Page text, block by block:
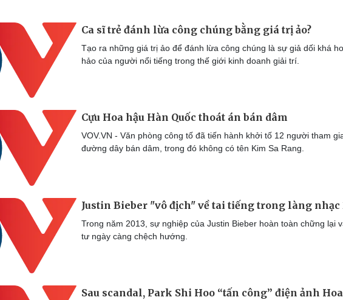
Ca sĩ trẻ đánh lừa công chúng bằng giá trị ảo?
Tạo ra những giá trị ảo để đánh lừa công chúng là sự giả dối khá
hảo của người nổi tiếng trong thế giới kinh doanh giải trí.
Cựu Hoa hậu Hàn Quốc thoát án bán dâm
VOV.VN - Văn phòng công tố đã tiến hành khởi tố 12 người tham
đường dây bán dâm, trong đó không có tên Kim Sa Rang.
Justin Bieber "vô địch" về tai tiếng trong làng nhạc
Trong năm 2013, sự nghiệp của Justin Bieber hoàn toàn chững lại
tư ngày càng chệch hướng.
Sau scandal, Park Shi Hoo “tấn công” điện ảnh